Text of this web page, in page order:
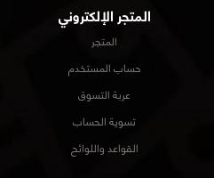
المتجر الإلكتروني
المتجر
حساب المستخدم
عربة التسوق
تسوية الحساب
القواعد واللوائح